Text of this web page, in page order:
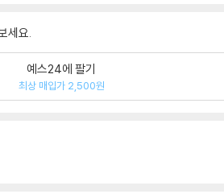
세요.
예스24에 팔기
최상 매입가 2,500원